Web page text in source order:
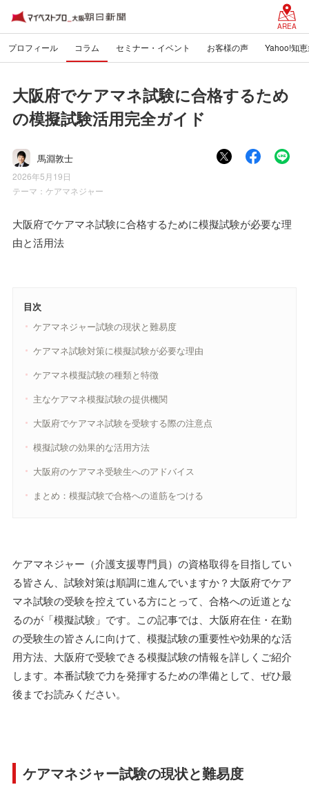
AREA
プロフィール コラム セミナー・イベント お客様の声 Yahoo!知
大阪府でケアマネ試験に合格するため
の模擬試験活用完全ガイド
馬淵敦士
2026年5月19日
テーマ： ケアマネジャー
大阪府でケアマネ試験に合格するために模擬試験が必要な理
由と活用法
目次
ケアマネジャー試験の現状と難易度
ケアマネ試験対策に模擬試験が必要な理由
ケアマネ模擬試験の種類と特徴
主なケアマネ模擬試験の提供機関
大阪府でケアマネ試験を受験する際の注意点
模擬試験の効果的な活用方法
大阪府のケアマネ受験生へのアドバイス
まとめ：模擬試験で合格への道筋をつける
ケアマネジャー（介護支援専門員）の資格取得を目指してい
る皆さん、試験対策は順調に進んでいますか？大阪府でケア
マネ試験の受験を控えている方にとって、合格への近道とな
るのが「模擬試験」です。この記事では、大阪府在住・在勤
の受験生の皆さんに向けて、模擬試験の重要性や効果的な活
用方法、大阪府で受験できる模擬試験の情報を詳しくご紹介
します。本番試験で力を発揮するための準備として、ぜひ最
後までお読みください。
ケアマネジャー試験の現状と難易度